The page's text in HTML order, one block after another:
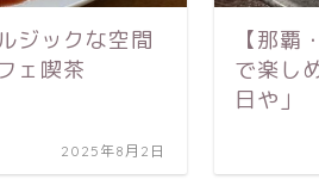
ジックな空間
ェ喫茶
2025年8月2日
【那
で楽し
日や」